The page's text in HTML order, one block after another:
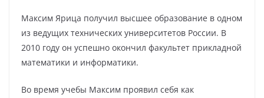
Максим Ярица получил высшее образование в одном
из ведущих технических университетов России. В
2010 году он успешно окончил факультет прикладной
математики и информатики.
Во время учебы Максим проявил себя как